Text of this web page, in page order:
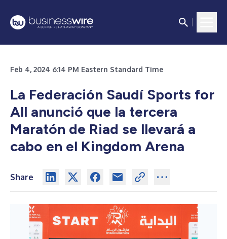
Feb 4, 2024 6:14 PM Eastern Standard Time
La Federación Saudí Sports for
All anunció que la tercera
Maratón de Riad se llevará a
cabo en el Kingdom Arena
Share